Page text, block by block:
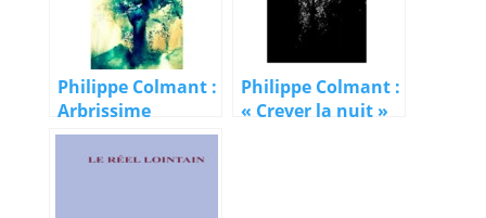
Philippe Colmant :
Arbrissime
Philippe Colmant :
« Crever la nuit »